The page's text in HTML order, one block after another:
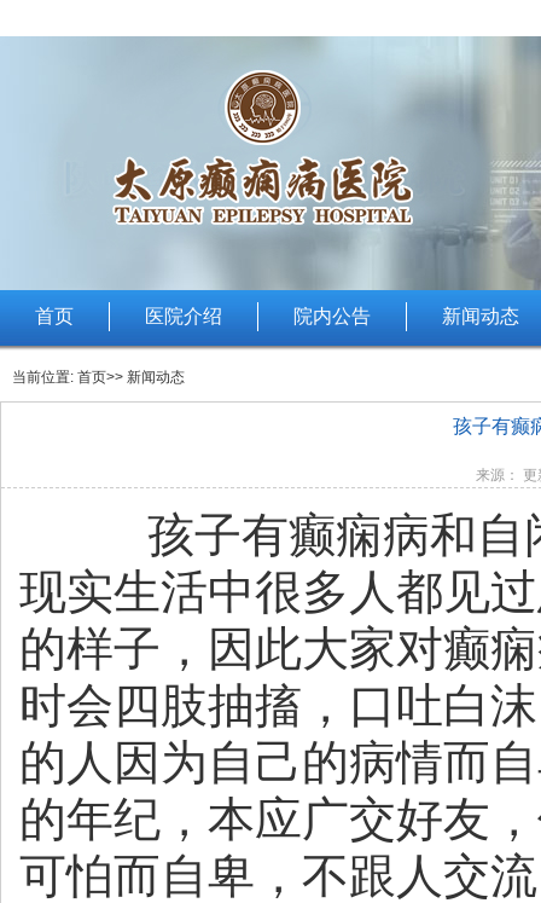
首页 医院介绍 院内公告 新闻动态
当前位置: 首页>> 新闻动态
孩子有癫
来源：
孩子有癫痫病和自
现实生活中很多人都见
的样子，因此大家对癫
时会四肢抽搐，口吐白
的人因为自己的病情而
的年纪，本应广交好友
可怕而自卑，不跟人交